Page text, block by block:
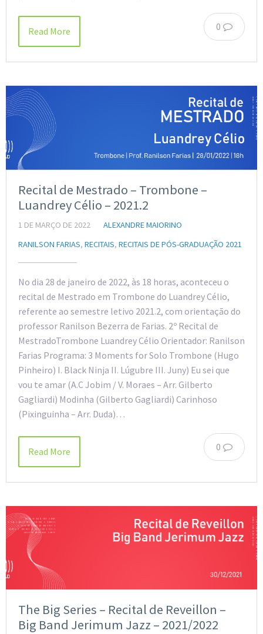
0
Read More
Recital de Mestrado – Trombone –
Luandrey Célio – 2021.2
1 DE MARÇO DE 2022
ALEXANDRE MAIORINO
RANILSON FARIAS, RECITAIS, RECITAIS DE PÓS-GRADUAÇÃO 2021
No dia 28 de janeiro de 2022, às 18 horas, aconteceu o
recital de Mestrado em Trombone do Luandrey Célio,
referente ao semestre letivo 2021.2, com orientação do
professor Ranilson Bezerra de Farias. 2º Recital de
MestradoTrombone Luandrey Célio Orientador: Ranilson
Farias Programa: 3 Moments for Solo Trombone (Hugo
Pinheiro) I. Black Ninja II. Lúgubre III. Juny) Eu sei que
vou te amar (A.C Jobim / V. Moraes – Arr. Gilberto
Gagliardi) Modinha (Gilberto Gagliardi) Carinhoso
(Pixinguinha – Arr. Duda)…
0
Read More
The Big Series – Recital de Reveillon –
Big Band Jerimum Jazz – 2021/2022